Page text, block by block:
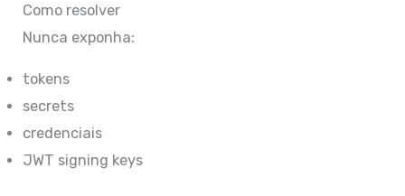
Como resolver
Nunca exponha:
tokens
secrets
credenciais
JWT signing keys